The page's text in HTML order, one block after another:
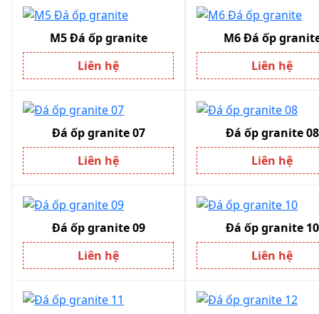
M5 Đá ốp granite
Liên hệ
M6 Đá ốp
Liên hệ
Đá ốp granite 07
Liên hệ
Đá ốp granite 08
Liên hệ
Đá ốp granite 09
Liên hệ
Đá ốp granite 10
Liên hệ